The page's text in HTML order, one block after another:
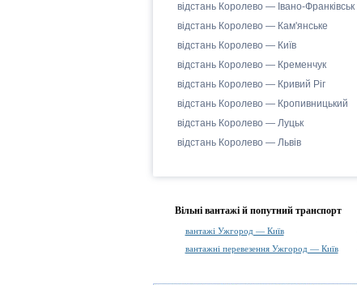
відстань Королево — Івано-Франківськ
відстань Королево — Кам'янське
відстань Королево — Київ
відстань Королево — Кременчук
відстань Королево — Кривий Ріг
відстань Королево — Кропивницький
відстань Королево — Луцьк
відстань Королево — Львів
Вільні вантажі й попутний транспорт
вантажі Ужгород — Київ
вантажні перевезення Ужгород — Київ